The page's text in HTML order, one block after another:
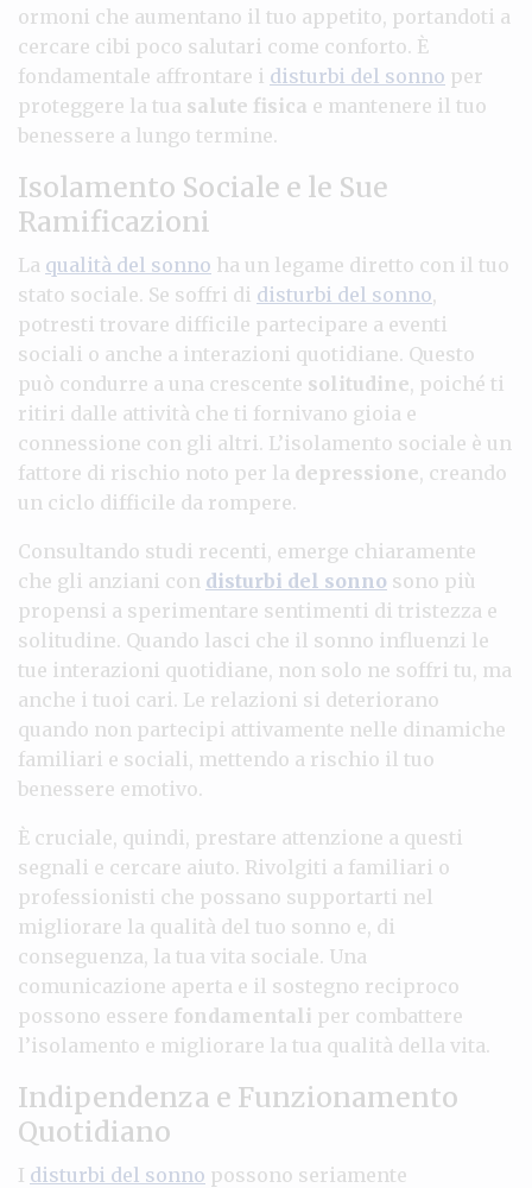
ormoni che aumentano il tuo appetito, portandoti a
cercare cibi poco salutari come conforto. È
fondamentale affrontare i disturbi del sonno per
proteggere la tua salute fisica e mantenere il tuo
benessere a lungo termine.
Isolamento Sociale e le Sue
Ramificazioni
La qualità del sonno ha un legame diretto con il tuo
stato sociale. Se soffri di disturbi del sonno,
potresti trovare difficile partecipare a eventi
sociali o anche a interazioni quotidiane. Questo
può condurre a una crescente solitudine, poiché ti
ritiri dalle attività che ti fornivano gioia e
connessione con gli altri. L’isolamento sociale è un
fattore di rischio noto per la depressione, creando
un ciclo difficile da rompere.
Consultando studi recenti, emerge chiaramente
che gli anziani con disturbi del sonno sono più
propensi a sperimentare sentimenti di tristezza e
solitudine. Quando lasci che il sonno influenzi le
tue interazioni quotidiane, non solo ne soffri tu, ma
anche i tuoi cari. Le relazioni si deteriorano
quando non partecipi attivamente nelle dinamiche
familiari e sociali, mettendo a rischio il tuo
benessere emotivo.
È cruciale, quindi, prestare attenzione a questi
segnali e cercare aiuto. Rivolgiti a familiari o
professionisti che possano supportarti nel
migliorare la qualità del tuo sonno e, di
conseguenza, la tua vita sociale. Una
comunicazione aperta e il sostegno reciproco
possono essere fondamentali per combattere
l’isolamento e migliorare la tua qualità della vita.
Indipendenza e Funzionamento
Quotidiano
I disturbi del sonno possono seriamente